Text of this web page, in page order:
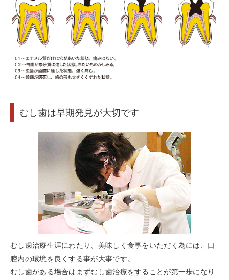
むし歯は早期発見が大切です
むし歯治療生涯にわたり、美味しく食事をいただく為には、口
腔内の環境を良くする事が大事です。
むし歯がある場合はまずむし歯治療をすることが第一歩になり